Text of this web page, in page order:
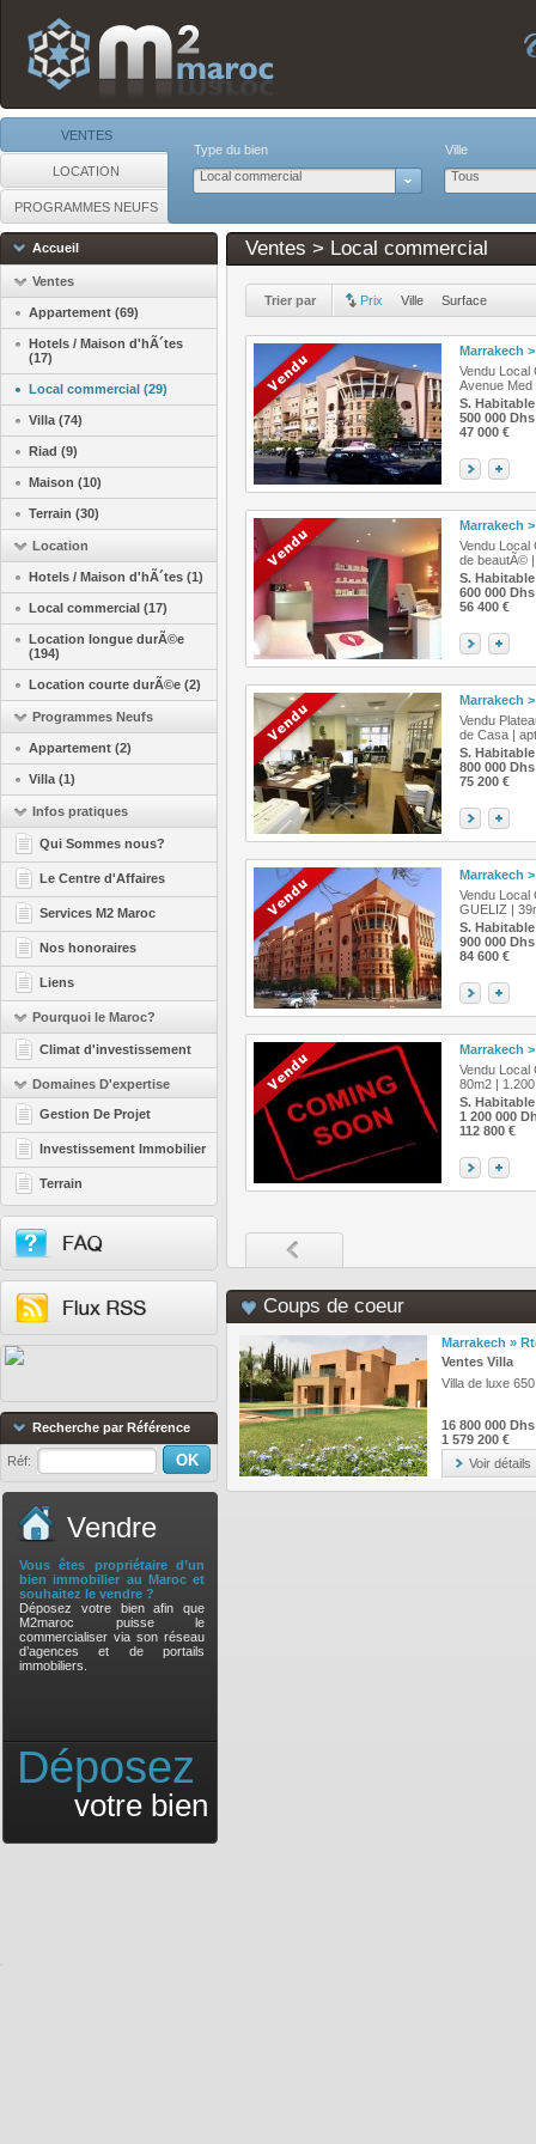
VENTES
LOCATION
PROGRAMMES NEUFS
Type du bien
Local commercial
Ville
Tous
Accueil
Ventes
Appartement (69)
Hotels / Maison d'hÃ´tes
(17)
Local commercial (29)
Villa (74)
Riad (9)
Maison (10)
Terrain (30)
Location
Hotels / Maison d'hÃ´tes (1)
Local commercial (17)
Location longue durÃ©e
(194)
Location courte durÃ©e (2)
Programmes Neufs
Appartement (2)
Villa (1)
Infos pratiques
Qui Sommes nous?
Le Centre d'Affaires
Services M2 Maroc
Nos honoraires
Liens
Pourquoi le Maroc?
Climat d'investissement
Domaines D'expertise
Gestion De Projet
Investissement Immobilier
Terrain
Recherche par Référence
Réf:
Vendre
Vous êtes propriétaire d’un
bien immobilier au Maroc et
souhaitez le vendre ?
Déposez votre bien afin que
M2maroc puisse le
commercialiser via son réseau
d’agences et de portails
immobiliers.
Déposez
votre bien
Ventes > Local commercial
Trier par Prix Ville Surface
Marrakech >
Vendu Local
Avenue Med
S.
500 000 Dhs
47 000 €
Marrakech >
Vendu Local
de beautÃ©
S.
600 000 Dhs
56 400 €
Marrakech >
Vendu
de Casa |
S.
800 000 Dhs
75 200 €
Marrakech >
Vendu Local
GUELIZ |
S.
900 000 Dhs
84 600 €
Marrakech >
Vendu Local
80m2 |
S.
1 200 000
112 800 €
Coups de coeur
Marrakech »
Ventes Villa
Villa de luxe
16 800 000 Dhs
1 579 200 €
Voir détails